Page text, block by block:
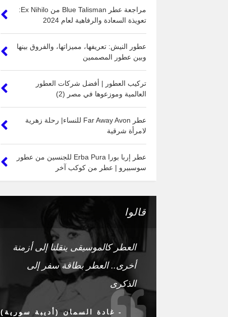
مراجعة عطر Blue Talisman من Ex Nihilo:
تعويذة السعادة والرفاهية لعام 2024
عطور النيش: تعريفها، مميزاتها، والفروق بينها
وبين عطور المصممين
تركيب العطور | أفضل شركات العطور
العالمية وموزعوها في مصر (2)
عطر Far Away Avon للنساء| رحلة زهرية
لامرأة شرقية
عطر إربا بورا Erba Pura للجنسين من عطور
سوسبيرو | عطر من كوكب آخر
قالوا
العطر كالموسيقى ينقلنا إلى أزمنة
أخرى.. العطر بطاقة سفر إلى
الذكرى
- غادة السمان (أديبة سورية)